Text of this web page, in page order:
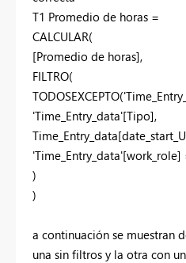
T1 Promedio de horas =
CALCULAR(
[Promedio de horas],
FILTRO(
TODOSEXCEPTO(
'Time_Entry_data'[Tipo],
Time_Entry_data
'Time_Entry_data'[work_role]
)
)
a continuación se muestran
una sin filtros y la otra con